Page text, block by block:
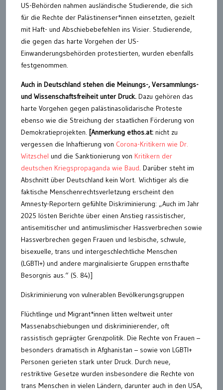
US-Behörden nahmen ausländische Studierende, die sich
für die Rechte der Palästinenser*innen einsetzten, gezielt
mit Haft- und Abschiebebefehlen ins Visier. Studierende,
die gegen das harte Vorgehen der US-
Einwanderungsbehörden protestierten, wurden ebenfalls
festgenommen.
Auch in Deutschland stehen die Meinungs-, Versammlungs-
und Wissenschaftsfreiheit unter Druck. Dazu gehören das
harte Vorgehen gegen palästinasolidarische Proteste
ebenso wie die Streichung der staatlichen Förderung von
Demokratieprojekten. [Anmerkung ethos.at: nicht zu
vergessen die Inhaftierung von Corona-Kritikern wie Dr.
Witzschel und die Sanktionierung von Kritikern der
deutschen Kriegspropaganda wie Baud. Darüber steht im
Abschnitt über Deutschland kein Wort. Wichtiger als die
faktische Menschenrechtsverletzung erscheint den
Amnesty-Reportern gefühlte Diskriminierung: „Auch im Jahr
2025 lösten Berichte über einen Anstieg rassistischer,
antisemitischer und antimuslimischer Hassverbrechen sowie
Hassverbrechen gegen Frauen und lesbische, schwule,
bisexuelle, trans und intergeschlechtliche Menschen
(LGBTI+) und andere marginalisierte Gruppen ernsthafte
Besorgnis aus.“ (S. 84)]
Diskriminierung von vulnerablen Bevölkerungsgruppen
Flüchtlinge und Migrant*innen litten weltweit unter
Massenabschiebungen und diskriminierender, oft
rassistisch geprägter Grenzpolitik. Die Rechte von Frauen –
besonders dramatisch in Afghanistan – sowie von LGBTI+
Personen gerieten stark unter Druck. Durch neue,
restriktive Gesetze wurden insbesondere die Rechte von
trans Menschen in vielen Ländern, darunter auch in den USA,